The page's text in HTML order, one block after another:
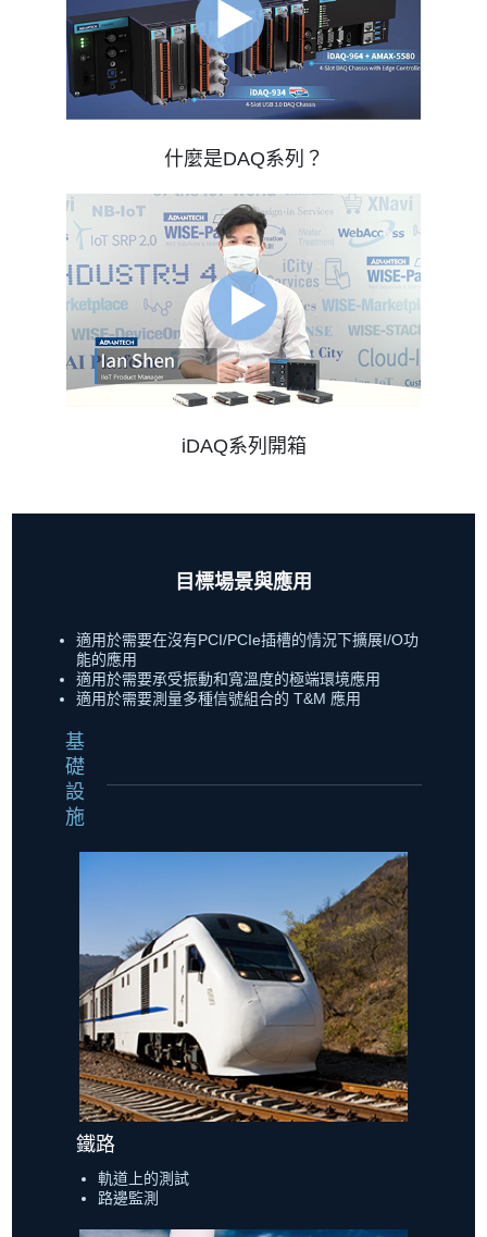
什麼是DAQ系列？
iDAQ系列開箱
目標場景與應用
適用於需要在沒有PCI/PCIe插槽的情況下擴展I/O功
能的應用
適用於需要承受振動和寬溫度的極端環境應用
適用於需要測量多種信號組合的 T&M 應用
基
礎
設
施
鐵路
軌道上的測試
路邊監測